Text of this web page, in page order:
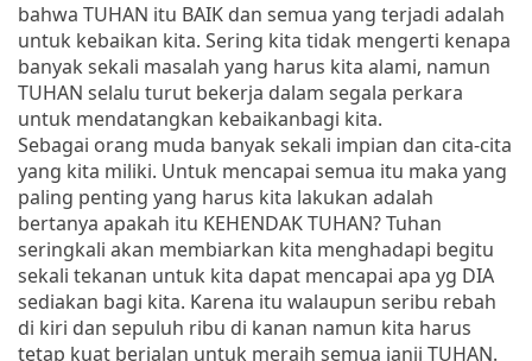
bahwa TUHAN itu BAIK dan semua yang terjadi adalah
untuk kebaikan kita. Sering kita tidak mengerti kenapa
banyak sekali masalah yang harus kita alami, namun
TUHAN selalu turut bekerja dalam segala perkara
untuk mendatangkan kebaikanbagi kita.
Sebagai orang muda banyak sekali impian dan cita-cita
yang kita miliki. Untuk mencapai semua itu maka yang
paling penting yang harus kita lakukan adalah
bertanya apakah itu KEHENDAK TUHAN? Tuhan
seringkali akan membiarkan kita menghadapi begitu
sekali tekanan untuk kita dapat mencapai apa yg DIA
sediakan bagi kita. Karena itu walaupun seribu rebah
di kiri dan sepuluh ribu di kanan namun kita harus
tetap kuat berjalan untuk meraih semua janji TUHAN.